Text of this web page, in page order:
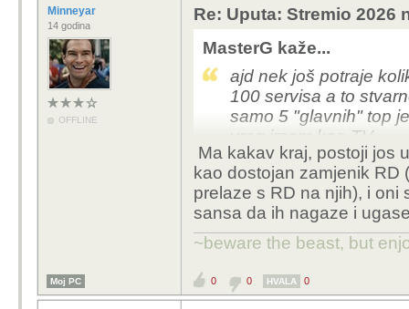
Minneyar
14 godina
OFFLINE
Re: Uputa: Stremio 2026
MasterG kaže...
ajd nek još potraje
100 servisa a to
samo 5 "glavnih" top
vrag imam kao TV
svemu što je lijepo dođe kraj
Ma kakav kraj, postoji jos
kao dostojan zamjenik RD
prelaze s RD na njih), i oni
sansa da ih nagaze i
~beware the beast, but
Moj PC 0 0 HVALA 0